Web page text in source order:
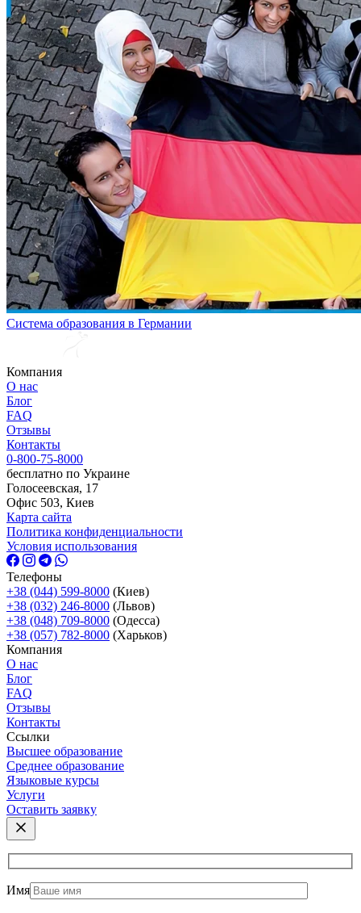
Система образования в Германии
Компания
О нас
Блог
FAQ
Отзывы
Контакты
0-800-75-8000
бесплатно по Украине
Голосеевская, 17
Офис 503, Киев
Карта сайта
Политика конфиденциальности
Условия использования
Телефоны
+38 (044) 599-8000 (Киев)
+38 (032) 246-8000 (Львов)
+38 (048) 709-8000 (Одесcа)
+38 (057) 782-8000 (Харьков)
Компания
О нас
Блог
FAQ
Отзывы
Контакты
Ссылки
Высшее образование
Среднее образование
Языковые курсы
Услуги
Оставить заявку
Имя